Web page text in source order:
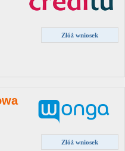
Złóż wniosek
Złóż wniosek